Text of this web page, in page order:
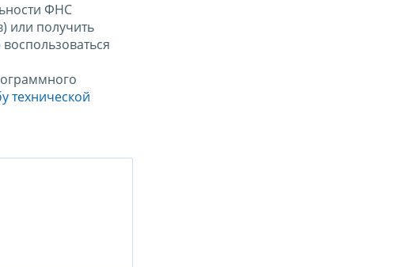
ФНС
или получить
технической